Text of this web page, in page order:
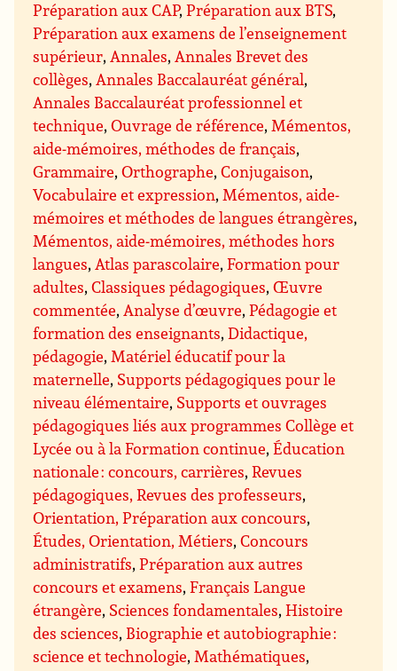
Préparation aux CAP,Préparation aux BTS,
Préparation aux examens de l’enseignement
supérieur, Annales, Annales Brevet des
collèges, Annales Baccalauréat général,
Annales Baccalauréat professionnel et
technique,Ouvrage de référence, Mémentos,
aide-mémoires, méthodes de français,
Grammaire,Orthographe,Conjugaison,
Vocabulaire et expression, Mémentos, aide-
mémoires et méthodes de langues étrangères,
Mémentos, aide-mémoires, méthodes hors
langues, Atlas parascolaire,Formation pour
adultes,Classiques pédagogiques,Œuvre
commentée, Analyse d’œuvre,Pédagogie et
formation des enseignants,Didactique,
pédagogie, Matériel éducatif pour la
maternelle, Supports pédagogiques pour le
niveau élémentaire, Supports et ouvrages
pédagogiques liés aux programmes Collège et
Lycée ou à la Formation continue,Éducation
nationale : concours, carrières,Revues
pédagogiques, Revues des professeurs,
Orientation, Préparation aux concours,
Études, Orientation, Métiers,Concours
administratifs,Préparation aux autres
concours et examens,Français Langue
étrangère, Sciences fondamentales,Histoire
des sciences, Biographie et autobiographie :
science et technologie, Mathématiques,